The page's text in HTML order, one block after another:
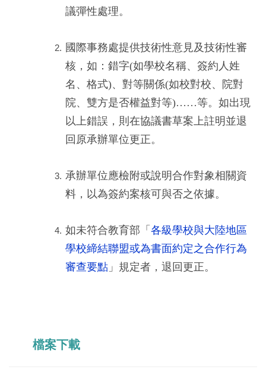
議彈性處理。
國際事務處提供技術性意見及技術性審
核，如：錯字(如學校名稱、簽約人姓
名、格式)、對等關係(如校對校、院對
院、雙方是否權益對等)……等。如出現
以上錯誤，則在協議書草案上註明並退
回原承辦單位更正。
承辦單位應檢附或說明合作對象相關資
料，以為簽約案核可與否之依據。
如未符合教育部「 各級學校與大陸地區
學校締結聯盟或為書面約定之合作行為
審查要點 」規定者，退回更正。
檔案下載